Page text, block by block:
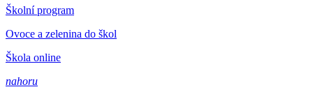
Školní program
Ovoce a zelenina do škol
Škola online
nahoru